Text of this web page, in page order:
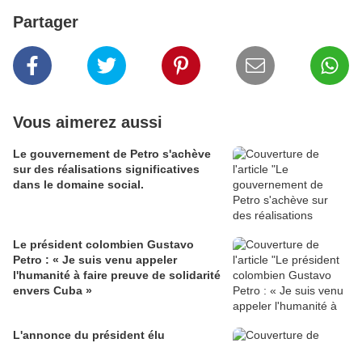
Partager
Vous aimerez aussi
Le gouvernement de Petro s'achève
sur des réalisations significatives
dans le domaine social.
Le président colombien Gustavo
Petro : « Je suis venu appeler
l'humanité à faire preuve de solidarité
envers Cuba »
L'annonce du président élu